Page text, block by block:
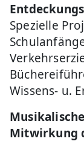
Spezielle
Wissens- u.
Mitwirkung